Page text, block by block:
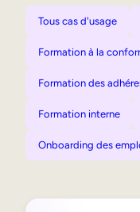
Tous cas d'usage
Formation à la
Formation des
Formation interne
Onboarding des